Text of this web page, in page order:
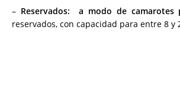
– Reservados: a modo de camarotes
reservados, con capacidad para entre 8 y